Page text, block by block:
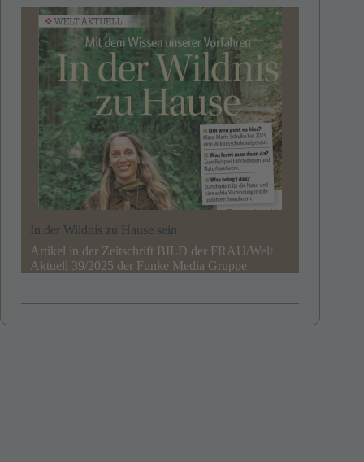
In der Wildnis zu Hause sein
Artikel in der Zeitschrift BILD der FRAU/Welt
Aktuell 39/2025 der Funke Media Gruppe